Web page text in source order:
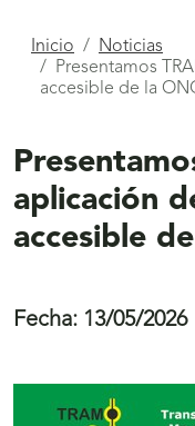
Está
aquí
Inicio
Noticias
Presentamos
accesible de la
aplicación
accesible
Fecha: 13/05/2026